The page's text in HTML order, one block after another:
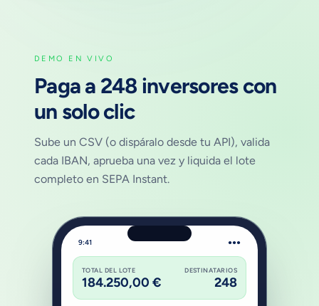
DEMO EN VIVO
Paga a 248 inversores con
un solo clic
Sube un CSV (o dispáralo desde tu API), valida
cada IBAN, aprueba una vez y liquida el lote
completo en SEPA Instant.
9:41 ●●●
TOTAL DEL LOTE
184.250,00 €
DESTINATARIOS
248